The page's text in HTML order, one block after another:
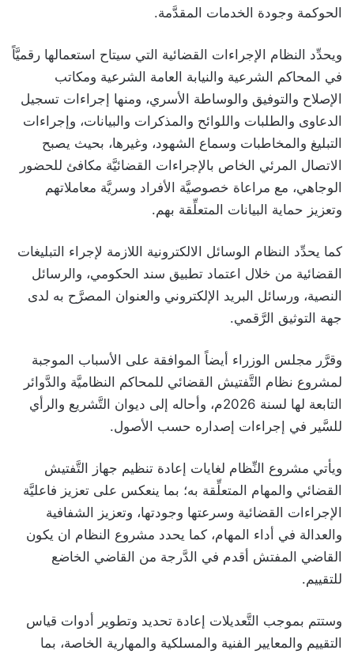
الحوكمة وجودة الخدمات المقدَّمة.
ويحدِّد النظام الإجراءات القضائية التي سيتاح استعمالها رقميَّاً
في المحاكم الشرعية والنيابة العامة الشرعية ومكاتب
الإصلاح والتوفيق والوساطة الأسري، ومنها إجراءات تسجيل
الدعاوى والطلبات واللوائح والمذكرات والبيانات، وإجراءات
التبليغ والمخاطبات وسماع الشهود، وغيرها، بحيث يصبح
الاتصال المرئي الخاص بالإجراءات القضائيَّة مكافئ للحضور
الوجاهي، مع مراعاة خصوصيَّة الأفراد وسريَّة معاملاتهم
وتعزيز حماية البيانات المتعلِّقة بهم.
كما يحدِّد النظام الوسائل الالكترونية اللازمة لإجراء التبليغات
القضائية من خلال اعتماد تطبيق سند الحكومي، والرسائل
النصية، ورسائل البريد الإلكتروني والعنوان المصرَّح به لدى
جهة التوثيق الرَّقمي.
وقرَّر مجلس الوزراء أيضاً الموافقة على الأسباب الموجبة
لمشروع نظام التَّفتيش القضائي للمحاكم النظاميَّة والدَّوائر
التابعة لها لسنة 2026م، وأحاله إلى ديوان التَّشريع والرأي
للسَّير في إجراءات إصداره حسب الأصول.
ويأتي مشروع النِّظام لغايات إعادة تنظيم جهاز التَّفتيش
القضائي والمهام المتعلِّقة به؛ بما ينعكس على تعزيز فاعليَّة
الإجراءات القضائية وسرعتها وجودتها، وتعزيز الشفافية
والعدالة في أداء المهام، كما يحدد مشروع النظام ان يكون
القاضي المفتش أقدم في الدَّرجة من القاضي الخاضع
للتقييم.
وستتم بموجب التَّعديلات إعادة تحديد وتطوير أدوات قياس
التقييم والمعايير الفنية والمسلكية والمهارية الخاصة، بما